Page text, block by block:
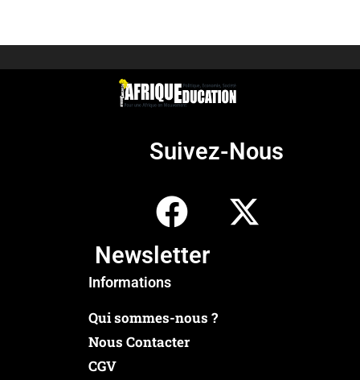
Suivez-Nous
Newsletter
Informations
Qui sommes-nous ?
Nous Contacter
CGV